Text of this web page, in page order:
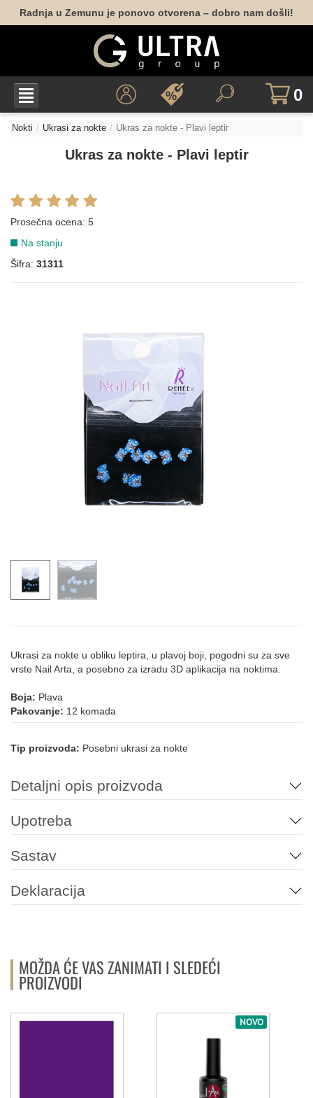
Radnja u Zemunu je ponovo otvorena – dobro nam došli!
0
Nokti Ukrasi za nokte Ukras za nokte - Plavi leptir
Ukras za nokte - Plavi leptir
Prosečna ocena: 5
Na stanju
Šifra: 31311
Ukrasi za nokte u obliku leptira, u plavoj boji, pogodni su za sve
vrste Nail Arta, a posebno za izradu 3D aplikacija na noktima.
Boja: Plava
Pakovanje: 12 komada
Tip proizvoda: Posebni ukrasi za nokte
Detaljni opis proizvoda
Upotreba
Sastav
Deklaracija
MOŽDA ĆE VAS ZANIMATI I SLEDEĆI
PROIZVODI
NOVO